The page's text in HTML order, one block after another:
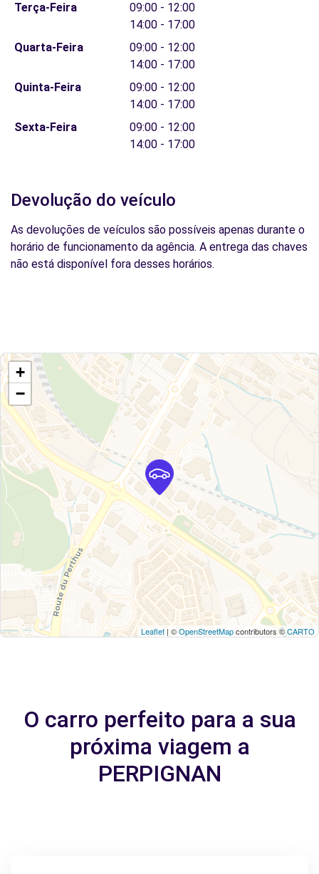
Terça-Feira
09:00 - 12:00
14:00 - 17:00
Quarta-Feira
09:00 - 12:00
14:00 - 17:00
Quinta-Feira
09:00 - 12:00
14:00 - 17:00
Sexta-Feira
09:00 - 12:00
14:00 - 17:00
Devolução do veículo
As devoluções de veículos são possíveis apenas durante o
horário de funcionamento da agência. A entrega das chaves
não está disponível fora desses horários.
+
−
Leaflet | ©OpenStreetMapcontributors ©CARTO
O carro perfeito para a sua
próxima viagem a
PERPIGNAN